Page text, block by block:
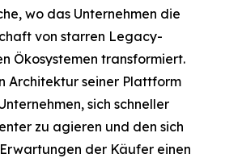
wo das Unternehmen die
von starren Legacy-
Ökosystemen transformiert.
Architektur seiner Plattform
sich schneller
zu agieren und den sich
der Käufer einen